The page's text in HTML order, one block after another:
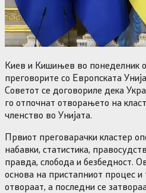
Киев и Кишињев во понеделник
преговорите со Европската
Советот се договориле дека
го отпочнат отворањето на
членство во Унијата.
Првиот преговарачки кластер
набавки, статистика,
правда, слобода и безбедност.
основа на пристапниот процес
отвораат, а последни се